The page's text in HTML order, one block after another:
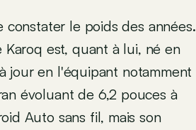
le poids des années.
est, quant à lui, né en
jour en l'équipant notamment
évoluant de 6,2 pouces à
Auto sans fil, mais son